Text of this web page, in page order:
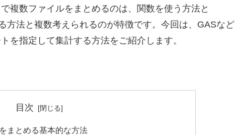
複数ファイルをまとめるのは、関数を使う方法と
方法と複数考えられるのが特徴です。今回は、GASなど
を指定して集計する方法をご紹介します。
目次
まとめる基本的な方法